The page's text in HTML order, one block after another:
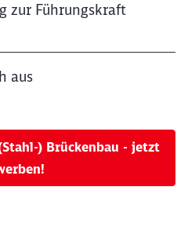
zur Führungskraft
aus
) Brückenbau - jetzt